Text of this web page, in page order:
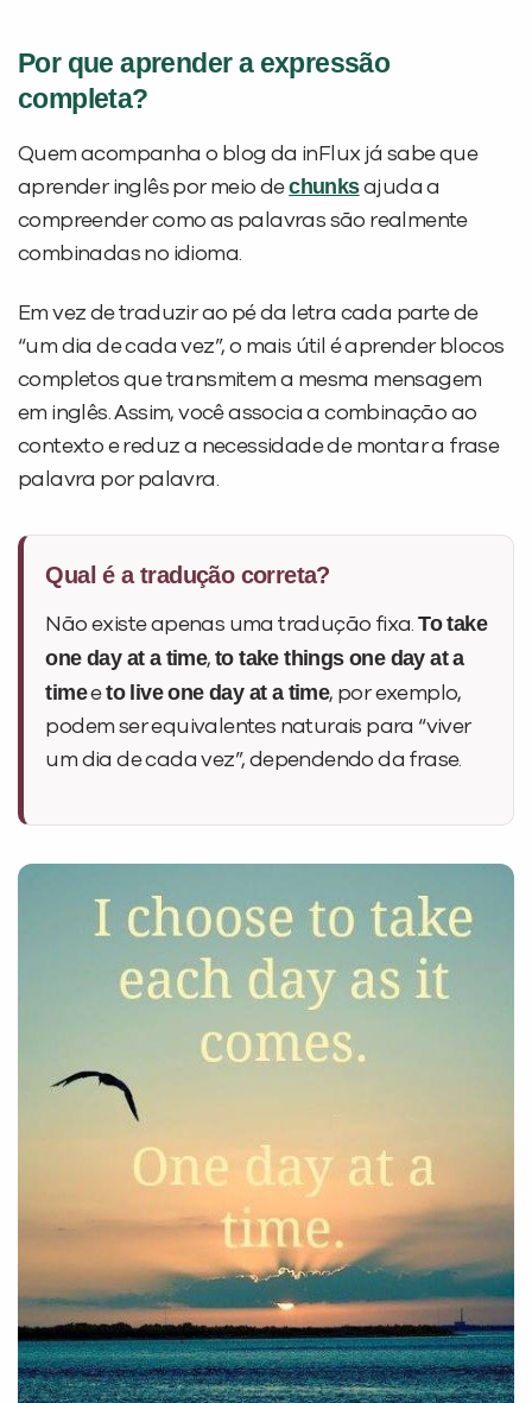
Por que aprender a expressão
completa?
Quem acompanha o blog da inFlux já sabe que
aprender inglês por meio dechunksajuda a
compreender como as palavras são realmente
combinadas no idioma.
Em vez de traduzir ao pé da letra cada parte de
“um dia de cada vez”, o mais útil é aprender blocos
completos que transmitem a mesma mensagem
em inglês. Assim, você associa a combinação ao
contexto e reduz a necessidade de montar a frase
palavra por palavra.
Qual é a tradução correta?
Não existe apenas uma tradução fixa.To take
one day at a time,to take things one day at a
timeeto live one day at a time, por exemplo,
podem ser equivalentes naturais para “viver
um dia de cada vez”, dependendo da frase.